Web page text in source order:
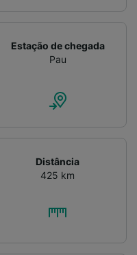
Estação de chegada
Pau
Distância
425 km